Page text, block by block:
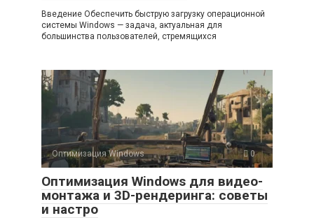
Введение Обеспечить быструю загрузку операционной
системы Windows — задача, актуальная для
большинства пользователей, стремящихся
Оптимизация Windows 0
Оптимизация Windows для видео-
монтажа и 3D-рендеринга: советы
и настро